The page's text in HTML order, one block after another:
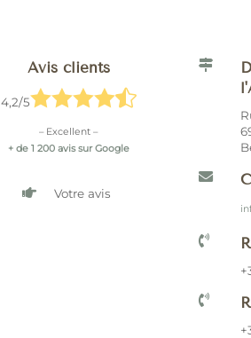
Avis clients
4,2/5
– Excellent –
+ de 1 200 avis sur Google
 Votre avis



